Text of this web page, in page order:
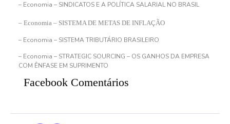
– Economia – SINDICATOS E A POLÍTICA SALARIAL NO BRASIL
– Economia – SISTEMA DE METAS DE INFLAÇÃO
– Economia – SISTEMA TRIBUTÁRIO BRASILEIRO
– Economia – STRATEGIC SOURCING – OS GANHOS DA EMPRESA
COM ÊNFASE EM SUPRIMENTO
Facebook Comentários